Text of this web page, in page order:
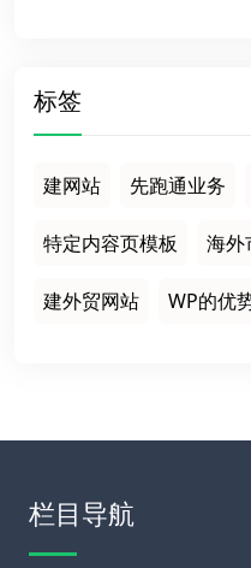
标签
建网站 先跑通业务
特定内容页模板 海外
建外贸网站 WP的优
栏目导航